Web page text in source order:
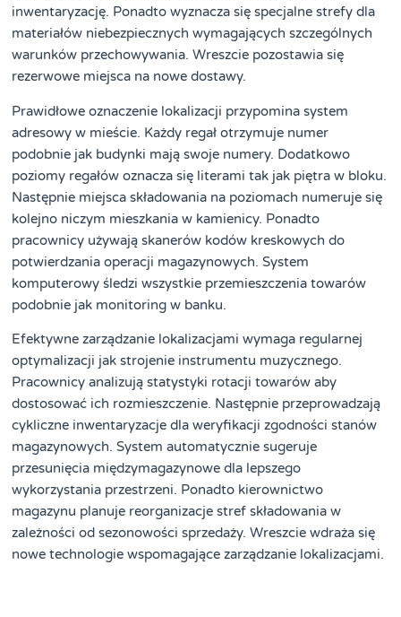
inwentaryzację. Ponadto wyznacza się specjalne strefy dla
materiałów niebezpiecznych wymagających szczególnych
warunków przechowywania. Wreszcie pozostawia się
rezerwowe miejsca na nowe dostawy.
Prawidłowe oznaczenie lokalizacji przypomina system
adresowy w mieście. Każdy regał otrzymuje numer
podobnie jak budynki mają swoje numery. Dodatkowo
poziomy regałów oznacza się literami tak jak piętra w bloku.
Następnie miejsca składowania na poziomach numeruje się
kolejno niczym mieszkania w kamienicy. Ponadto
pracownicy używają skanerów kodów kreskowych do
potwierdzania operacji magazynowych. System
komputerowy śledzi wszystkie przemieszczenia towarów
podobnie jak monitoring w banku.
Efektywne zarządzanie lokalizacjami wymaga regularnej
optymalizacji jak strojenie instrumentu muzycznego.
Pracownicy analizują statystyki rotacji towarów aby
dostosować ich rozmieszczenie. Następnie przeprowadzają
cykliczne inwentaryzacje dla weryfikacji zgodności stanów
magazynowych. System automatycznie sugeruje
przesunięcia międzymagazynowe dla lepszego
wykorzystania przestrzeni. Ponadto kierownictwo
magazynu planuje reorganizacje stref składowania w
zależności od sezonowości sprzedaży. Wreszcie wdraża się
nowe technologie wspomagające zarządzanie lokalizacjami.